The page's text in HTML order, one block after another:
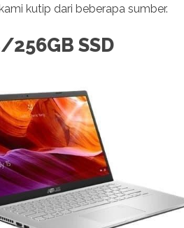
kutip dari beberapa sumber.
256GB SSD